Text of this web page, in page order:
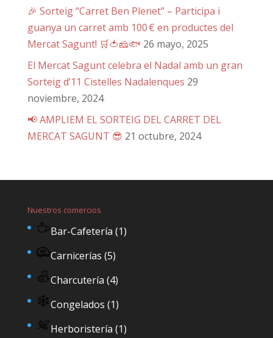
🎉 Sorteig “Carret Ben Plenet” – Participa i
guanya un carret amb 100 € en productes del
Mercat Sagunt! 🛒🍅🧀🐟 26 mayo, 2025
El Mercat Sagunt celebra el Nadal amb un gran
Sorteig d’11 Cistelles Nadalenques 29
noviembre, 2024
📢 AMPLIEM EL SORTEIG DEL CARRET DEL
MERCAT SAGUNT 😎 21 octubre, 2024
Nuestros comercios
Bar-Cafetería (1)
Carnicerías (5)
Charcutería (4)
Congelados (1)
Herboristería (1)